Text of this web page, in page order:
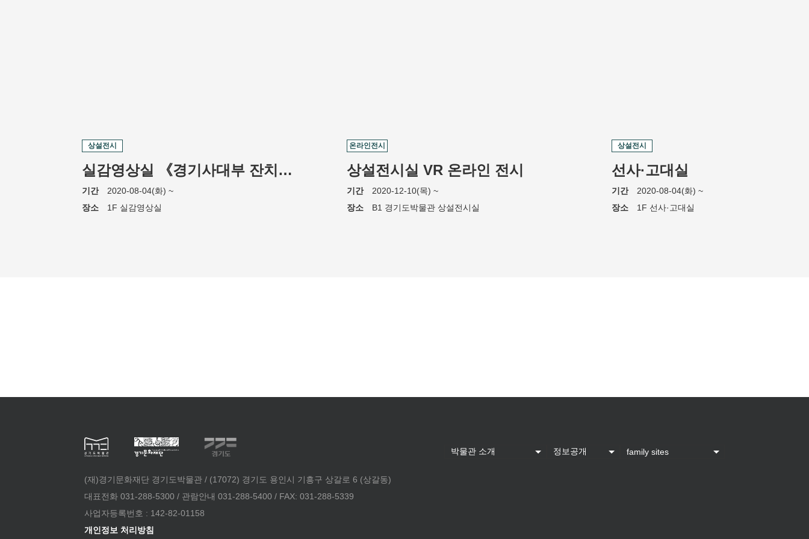
상설전시
실감영상실 《경기사대부 잔치로의 초대》
기간
2020-08-04(화) ~
장소
1F 실감영상실
온라인전시
상설전시실 VR 온라인 전시
기간
2020-12-10(목) ~
장소
B1 경기도박물관 상설전시실
상설전시
선사·고대실
기간
2020-08-04(화) ~
장소
1F 선사·고대실
(재)경기문화재단 경기도박물관 / (17072) 경기도 용인시 기흥구 상갈로 6 (상갈동)
대표전화 031-288-5300 / 관람안내 031-288-5400 / FAX: 031-288-5339
사업자등록번호 : 142-82-01158
개인정보 처리방침